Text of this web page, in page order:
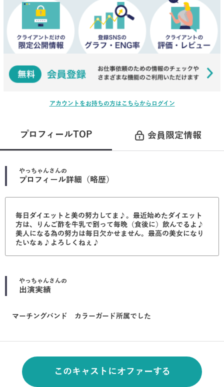
アカウントをお持ちの方はこちらからログイン
プロフィールTOP 会員限定情報
やっちゃん さんの
プロフィール詳細（略歴）
毎日ダイエットと美の努力してま♪。最近始めたダイエット
方は、りんご酢を牛乳で割って毎晩（食後に）飲んでるよ♪
美人になる為の努力は毎日欠かせません。最高の美女になり
たいなぁ♪よろしくねぇ♪
やっちゃん さんの
出演実績
マーチングバンド カラーガード所属でした
このキャストにオファーする